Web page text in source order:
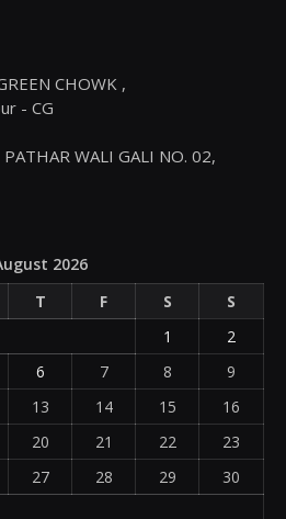
CHOWK ,
- CG
WALI GALI NO. 02,
2026
T F S
S
1
2
6 7 8
9
13 14 15
16
20 21 22
23
27 28 29
30